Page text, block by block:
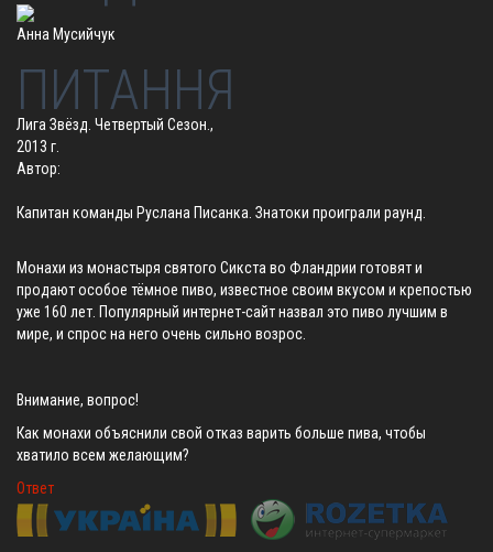
Анна Мусийчук
ПИТАННЯ
Лига Звёзд. Четвертый Сезон.,
2013 г.
Автор:
Капитан команды Руслана Писанка. Знатоки проиграли раунд.
Монахи из монастыря святого Сикста во Фландрии готовят и
продают особое тёмное пиво, известное своим вкусом и крепостью
уже 160 лет. Популярный интернет-сайт назвал это пиво лучшим в
мире, и спрос на него очень сильно возрос.
Внимание, вопрос!
Как монахи объяснили свой отказ варить больше пива, чтобы
хватило всем желающим?
Ответ